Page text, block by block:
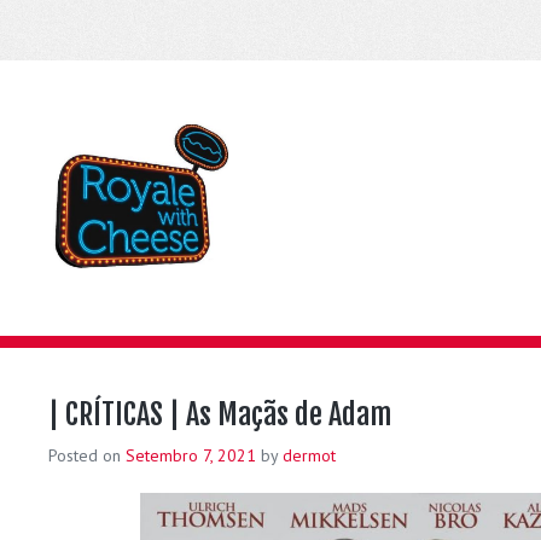
| CRÍTICAS | As Maçãs de Adam
Posted on Setembro 7, 2021 bydermot